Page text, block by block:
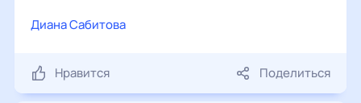
Диана Сабитова
Нравится Поделиться